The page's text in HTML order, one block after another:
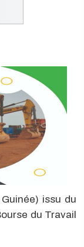
issu du
du Travail